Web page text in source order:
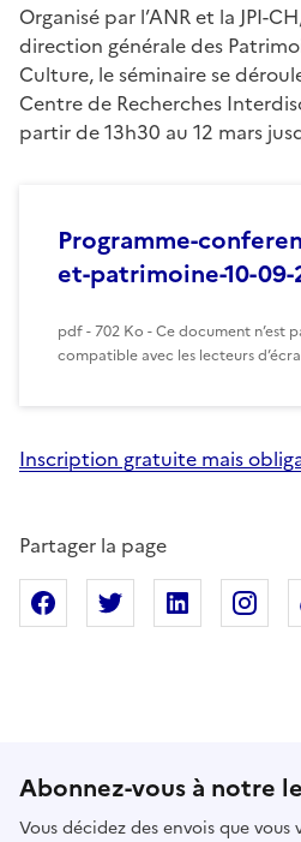
Organisé par l’ANR et la JPI-
direction générale des
Culture, le séminaire se
Centre de Recherches
partir de 13h30 au 12 mars
Programme-
et-patrimoine-10-
pdf - 702 Ko - Ce document n’est
compatible avec les lecteurs
Inscription gratuite mais
Partager la page
Partager sur Facebook
Partager sur X
Partager
Abonnez-vous à notre
Vous décidez des envois que